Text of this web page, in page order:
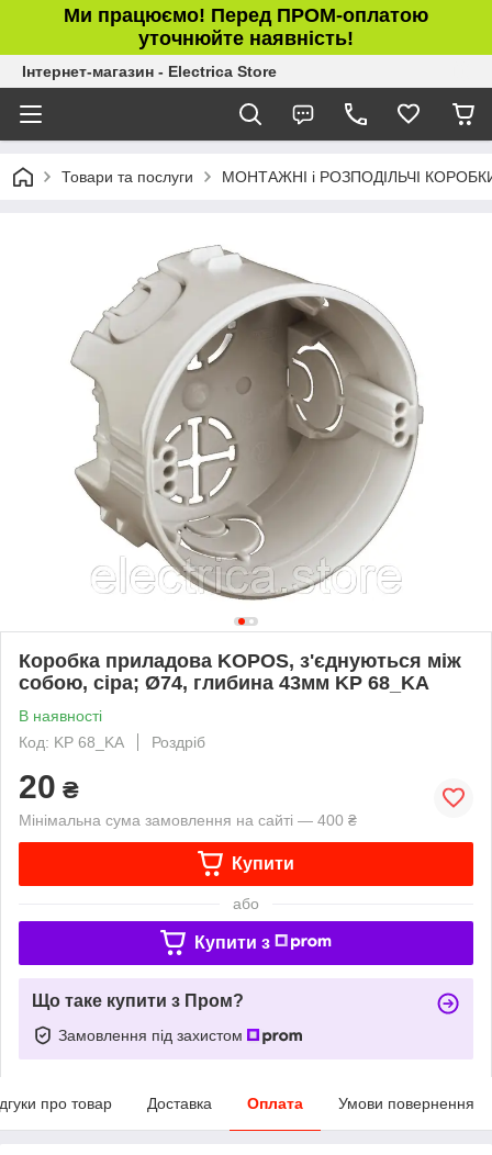
Ми працюємо! Перед ПРОМ-оплатою
уточнюйте наявність!
Інтернет-магазин - Electrica Store
Товари та послуги МОНТАЖНІ і РОЗПОДІЛЬЧІ
Коробка приладова KOPOS, з'єднуються між
собою, сіра; Ø74, глибина 43мм KP 68_KA
В наявності
Код: KP 68_KA
Роздріб
20 ₴
Мінімальна сума замовлення на сайті — 400 ₴
Купити
або
Купити з
Що таке купити з Пром?
Замовлення під захистом
про товар Доставка Оплата Умови повернення